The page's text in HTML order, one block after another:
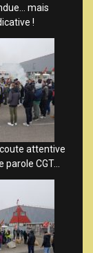
mais
!
attentive
parole CGT…